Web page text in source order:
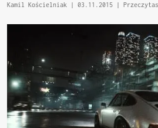
Kamil Kościelniak | 03.11.2015 |